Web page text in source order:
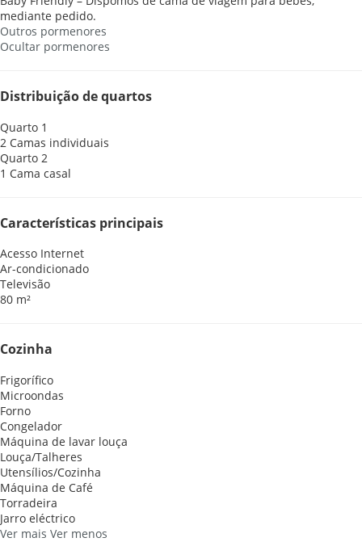
mediante pedido.
Outros pormenores
Ocultar pormenores
Distribuição de quartos
Quarto 1
2 Camas individuais
Quarto 2
1 Cama casal
Características principais
Acesso Internet
Ar-condicionado
Televisão
80 m²
Cozinha
Frigorífico
Microondas
Forno
Congelador
Máquina de lavar louça
Louça/Talheres
Utensílios/Cozinha
Máquina de Café
Torradeira
Jarro eléctrico
Ver mais Ver menos